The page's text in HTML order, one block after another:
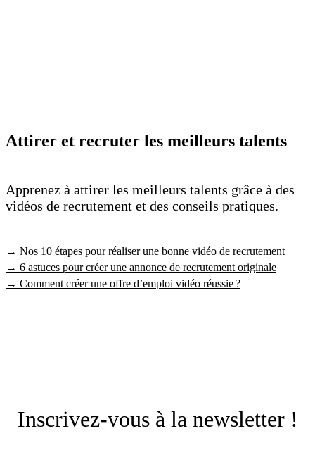
Attirer et recruter les meilleurs talents
Apprenez à attirer les meilleurs talents grâce à des
vidéos de recrutement et des conseils pratiques.
→ Nos 10 étapes pour réaliser une bonne vidéo de recrutement
→ 6 astuces pour créer une annonce de recrutement originale
→ Comment créer une offre d’emploi vidéo réussie ?
Inscrivez-vous à la newsletter !